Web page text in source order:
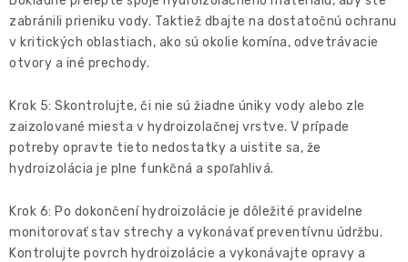
zabránili prieniku vody. Taktiež dbajte na dostatočnú ochranu
v kritických oblastiach, ako sú okolie komína, odvetrávacie
otvory a iné prechody.
Krok 5: Skontrolujte, či nie sú žiadne úniky vody alebo zle
zaizolované miesta v hydroizolačnej vrstve. V prípade
potreby opravte tieto nedostatky a uistite sa, že
hydroizolácia je plne funkčná a spoľahlivá.
Krok 6: Po dokončení hydroizolácie je dôležité pravidelne
monitorovať stav strechy a vykonávať preventívnu údržbu.
Kontrolujte povrch hydroizolácie a vykonávajte opravy a